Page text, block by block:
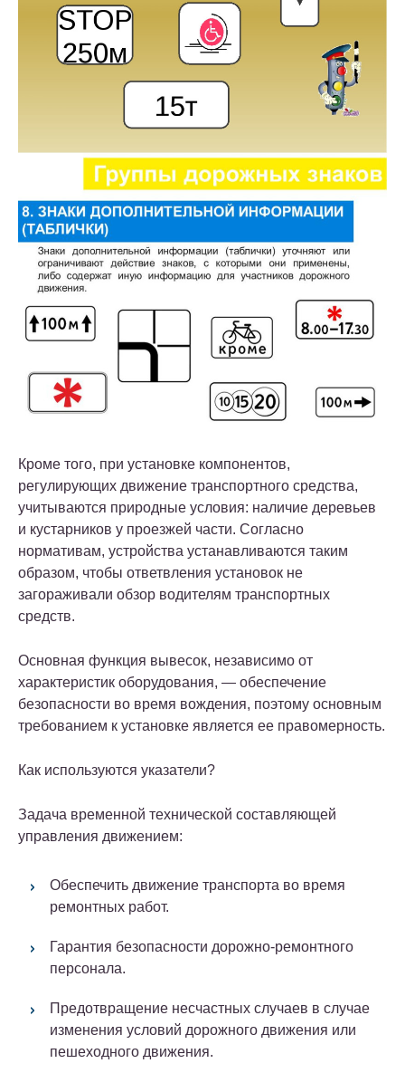
Кроме того, при установке компонентов,
регулирующих движение транспортного средства,
учитываются природные условия: наличие деревьев
и кустарников у проезжей части. Согласно
нормативам, устройства устанавливаются таким
образом, чтобы ответвления установок не
загораживали обзор водителям транспортных
средств.
Основная функция вывесок, независимо от
характеристик оборудования, — обеспечение
безопасности во время вождения, поэтому основным
требованием к установке является ее правомерность.
Как используются указатели?
Задача временной технической составляющей
управления движением:
Обеспечить движение транспорта во время
ремонтных работ.
Гарантия безопасности дорожно-ремонтного
персонала.
Предотвращение несчастных случаев в случае
изменения условий дорожного движения или
пешеходного движения.